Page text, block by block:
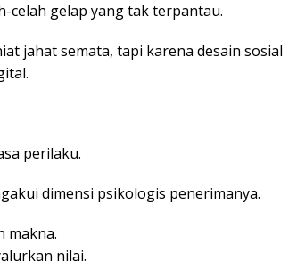
celah gelap yang tak terpantau.
jahat semata, tapi karena desain sosial
perilaku.
dimensi psikologis penerimanya.
makna.
nilai.